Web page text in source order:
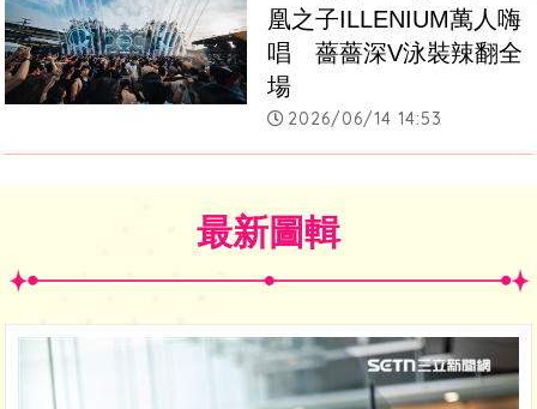
凰之子ILLENIUM萬人嗨
唱　薔薔深V泳裝辣翻全
場
2026/06/14 14:53
最新圖輯